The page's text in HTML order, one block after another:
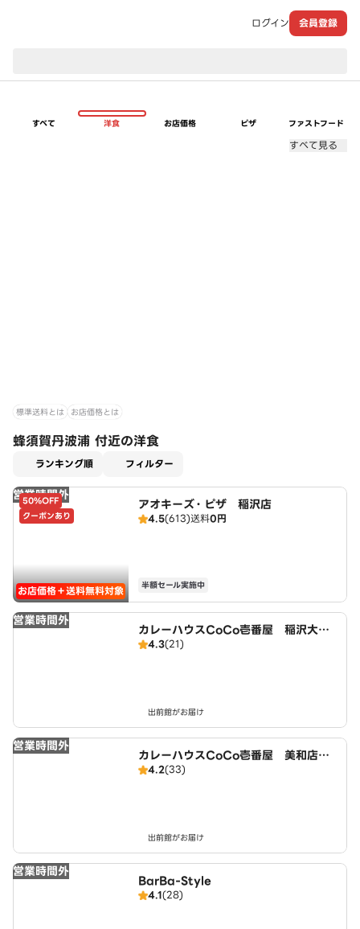
ログイン 会員登録
すべて 洋食 お店価格 ピザ ファストフード
すべて見る
標準送料とは お店価格とは
蜂須賀丹波浦 付近の洋食
ランキング順 フィルター
営業時間外
50%OFF
クーポンあり
お店価格＋送料無料対象
アオキーズ・ピザ 稲沢店
4.5(613)送料0円
半額セール実施中
営業時間外
カレーハウスCoCo壱番屋 稲沢大矢
店（SD）
4.3(21)
出前館がお届け
営業時間外
カレーハウスCoCo壱番屋 美和店（S
D）
4.2(33)
出前館がお届け
営業時間外
BarBa-Style
4.1(28)